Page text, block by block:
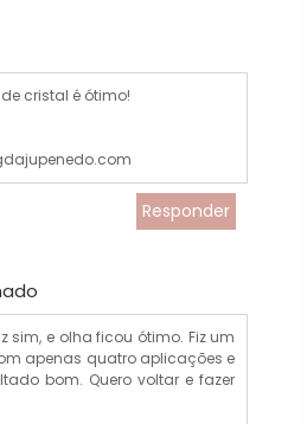
cristal é ótimo!
Responder
sim, e olha ficou ótimo. Fiz um
apenas quatro aplicações e
bom. Quero voltar e fazer